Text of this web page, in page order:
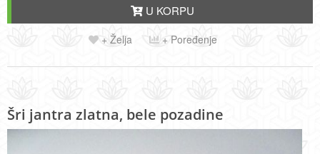
U KORPU
+ Želja + Poređenje
Šri jantra zlatna, bele pozadine